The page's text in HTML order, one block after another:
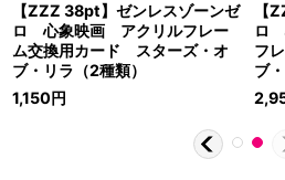
【ZZZ 38pt】ゼンレスゾーンゼ
ロ 心象映画 アクリルフレー
ム交換用カード スターズ・オ
ブ・リラ（2種類）
1,150円
【
ロ
フ
ブ